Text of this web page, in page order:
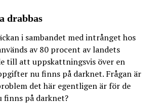
drabbas
i sambandet med intrånget hos
av 80 procent av landets
till att uppskattningsvis över en
nu finns på darknet. Frågan är
det här egentligen är för de
finns på darknet?